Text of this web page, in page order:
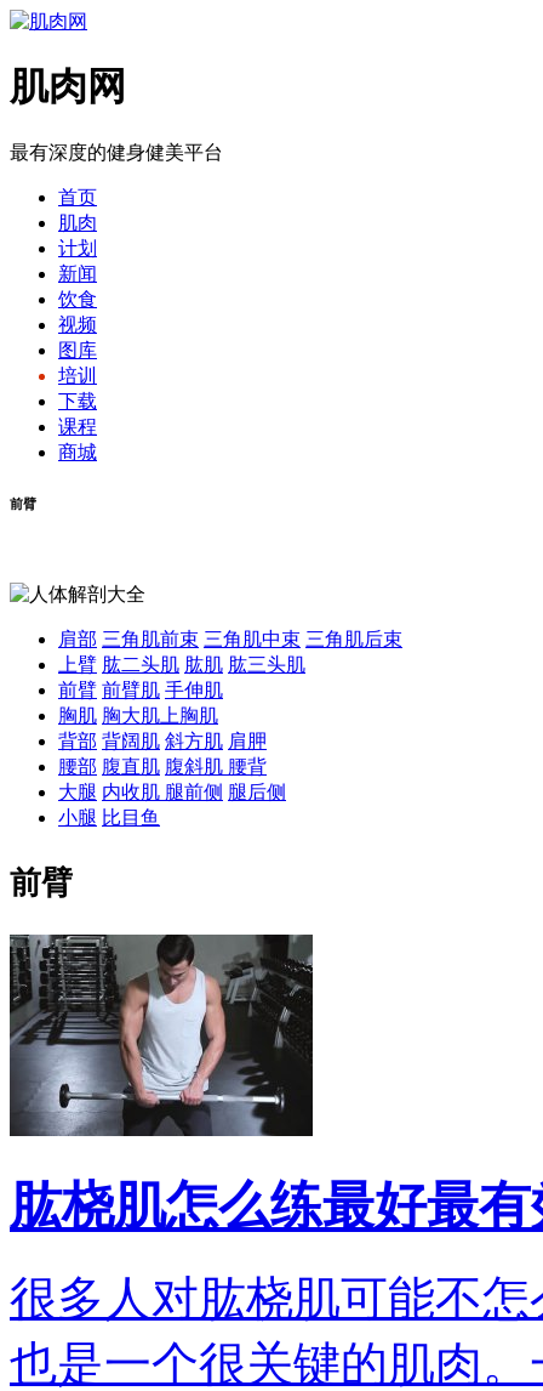
肌肉网
最有深度的健身健美平台
首页
肌肉
计划
新闻
饮食
视频
图库
培训
下载
课程
商城
前臂
肩部 三角肌前束 三角肌中束 三角肌后束
上臂 肱二头肌 肱肌 肱三头肌
前臂 前臂肌 手伸肌
胸肌 胸大肌 上胸肌
背部 背阔肌 斜方肌 肩胛
腰部 腹直肌 腹斜肌 腰背
大腿 内收肌 腿前侧 腿后侧
小腿 比目鱼
前臂
肱桡肌怎么练最好最
很多人对肱桡肌可能不
也是一个很关键的肌肉